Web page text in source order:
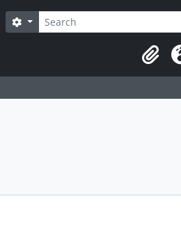
Search
Search options